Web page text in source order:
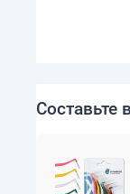
Составьте